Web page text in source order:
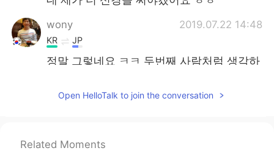
wony 2019.07.22 14:48
KR JP
정말 그렇네요 ㅋㅋ 두번째 사람처럼 생각하
Bye 2019.07.22 14:48
Open HelloTalk to join the conversation
Related Moments